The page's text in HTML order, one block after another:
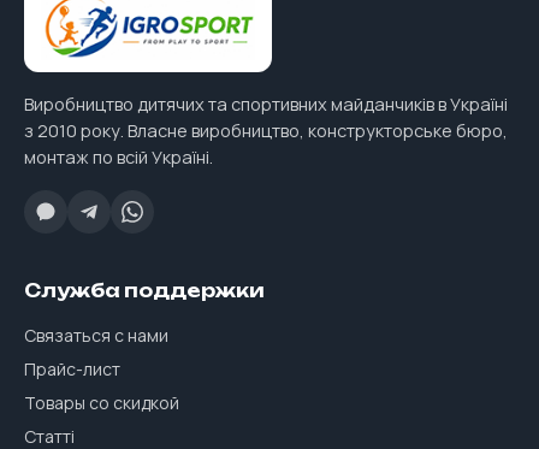
Виробництво дитячих та спортивних майданчиків в Україні
з 2010 року. Власне виробництво, конструкторське бюро,
монтаж по всій Україні.
Служба поддержки
Связаться с нами
Прайс-лист
Товары со скидкой
Статті